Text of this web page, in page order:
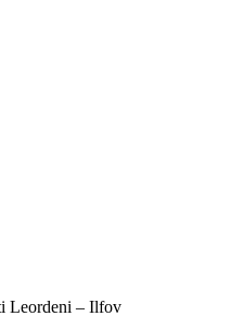
Leordeni – Ilfov